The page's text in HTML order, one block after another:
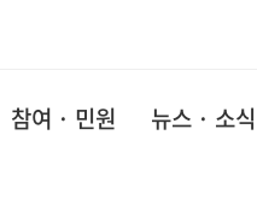
참여 · 민원 뉴스 · 소식